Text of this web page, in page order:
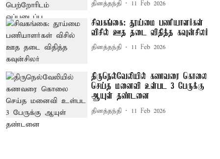
தினத்தந்தி 11 Feb 2026
சிவகங்கை: தூய்மை பணியாளர்கள்
விசில் ஊத தடை விதித்த கவுன்சிலர்
தினத்தந்தி 11 Feb 2026
திருநெல்வேலியில் கணவரை கொலை
செய்த மனைவி உள்பட 3 பேருக்கு
ஆயுள் தண்டனை
தினத்தந்தி 11 Feb 2026